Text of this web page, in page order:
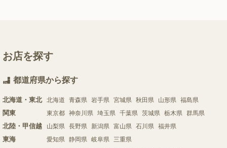
お店を探す
都道府県から探す
北海道・東北 北海道 青森県 岩手県 宮城県 秋田県 山形県 福島県
関東 東京都 神奈川県 埼玉県 千葉県 茨城県 栃木県 群馬県
北陸・甲信越 山梨県 長野県 新潟県 富山県 石川県 福井県
東海 愛知県 静岡県 岐阜県 三重県